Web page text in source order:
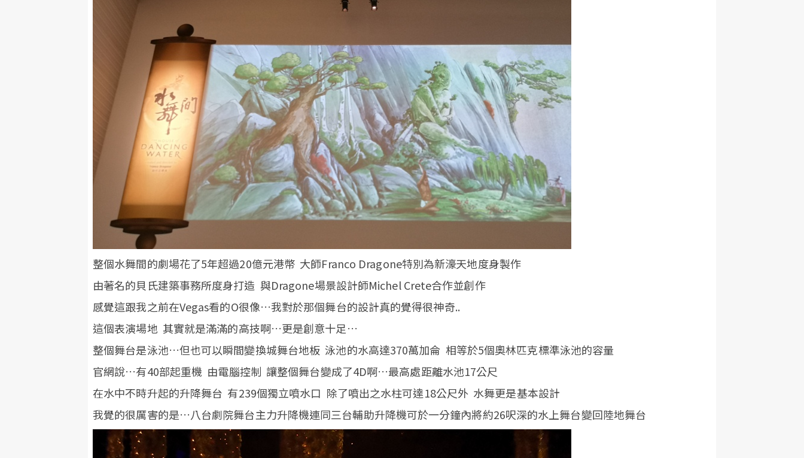
整個水舞間的劇場花了5年超過20億元港幣 大師Franco Dragone特別為新濠天地度身製作
由著名的貝氏建築事務所度身打造 與Dragone場景設計師Michel Crete合作並創作
感覺這跟我之前在Vegas看的O很像…我對於那個舞台的設計真的覺得很神奇..
這個表演場地 其實就是滿滿的高技啊…更是創意十足…
整個舞台是泳池…但也可以瞬間變換城舞台地板 泳池的水高達370萬加侖 相等於5個奧林匹克標準泳池的容量
官網說…有40部起重機 由電腦控制 讓整個舞台變成了4D啊…最高處距離水池17公尺
在水中不時升起的升降舞台 有239個獨立噴水口 除了噴出之水柱可達18公尺外 水舞更是基本設計
我覺的很厲害的是…八台劇院舞台主力升降機連同三台輔助升降機可於一分鐘內將約26呎深的水上舞台變回陸地舞台